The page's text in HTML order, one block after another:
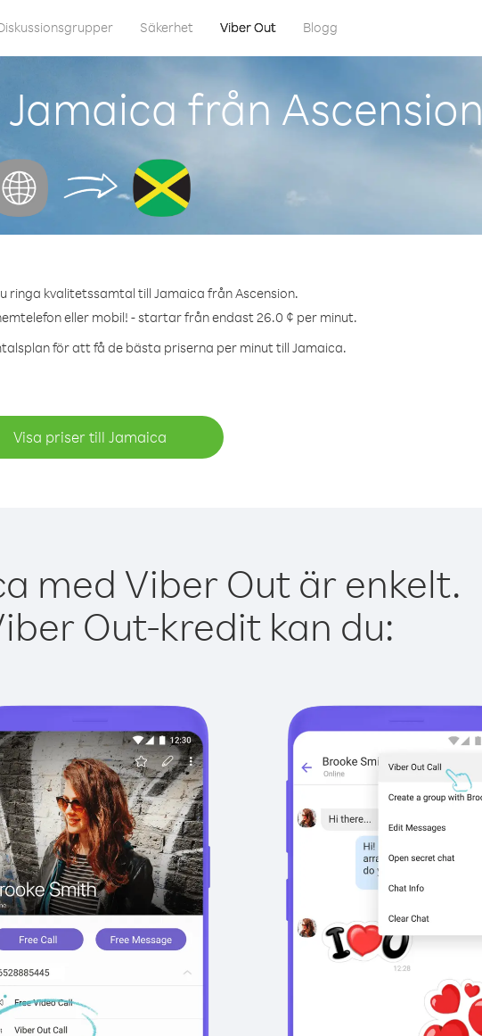
Säkerhet Viber Out Blogg
från Ascension
ringa kvalitetssamtal till Jamaica från Ascension.
eller mobil! - startar från endast 26.0 ¢ per minut.
för att få de bästa priserna per minut till Jamaica.
Visa priser till Jamaica
med Viber Out är enkelt.
Out-kredit kan du: